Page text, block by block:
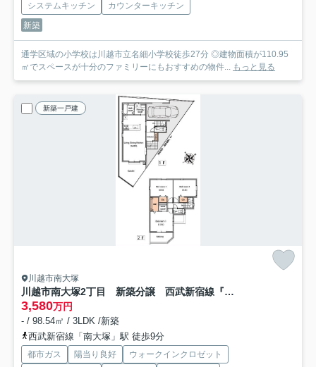
システムキッチン
カウンターキッチン
新築
通学区域の小学校は川越市立名細小学校徒歩27分 ◎建物面積が110.95
㎡でスペースが十分のファミリーにもおすすめの物件... もっと見る
新築一戸建
川越市南大塚
川越市南大塚2丁目 新築分譲 西武新宿線『南大塚駅』徒歩9分 【大東東小学区】
3,580万円
- / 98.54㎡ / 3LDK /新築
西武新宿線「南大塚」駅 徒歩9分
都市ガス 陽当り良好
ウォークインクロゼット